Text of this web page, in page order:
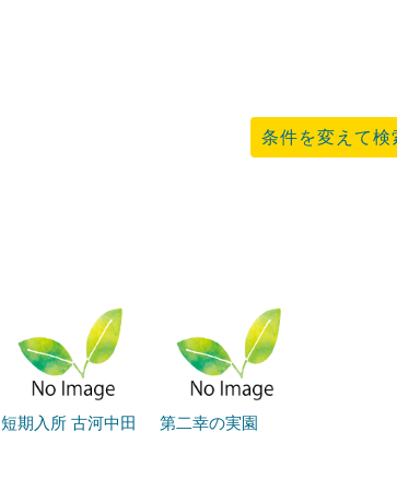
条件を変えて検
短期入所 古河中田 第二幸の実園